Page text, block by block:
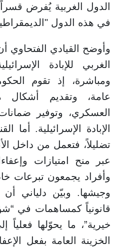
الدول الغربية يُفرض
في هذه الدول
وأوضح القيادي الفتحاوي
الغربي للإبادة
ومباشرة، إذ تقوم
عامة، وتقديم أشكال
العسكري، وتوفير
الإبادة الإسرائيلية. أما
تضليلاً، فتعمل من داخل
عبر منح امتيازات
وأفراد يجمعون تبرعات
وجيشها. وبيّن دلياني
قانونياً كمساهمات في
خيرية”، ما يحوّلها
الخزينة العامة بفعل